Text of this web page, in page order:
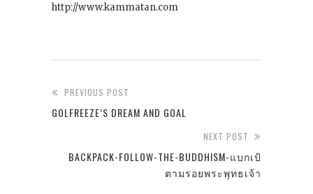
http://www.kammatan.com
PREVIOUS POST
GOLFREEZE’S DREAM AND GOAL
NEXT POST
BACKPACK-FOLLOW-THE-BUDDHISM-แบกเป้
ตามรอยพระพุทธเจ้า